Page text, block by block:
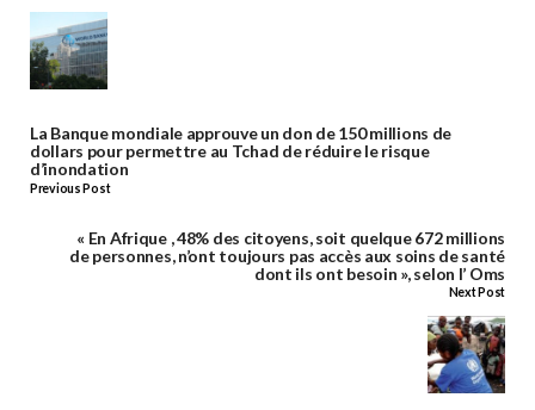
La Banque mondiale approuve un don de 150 millions de
dollars pour permettre au Tchad de réduire le risque
d’inondation
Previous Post
« En Afrique , 48% des citoyens, soit quelque 672 millions
de personnes, n’ont toujours pas accès aux soins de santé
dont ils ont besoin », selon l’ Oms
Next Post